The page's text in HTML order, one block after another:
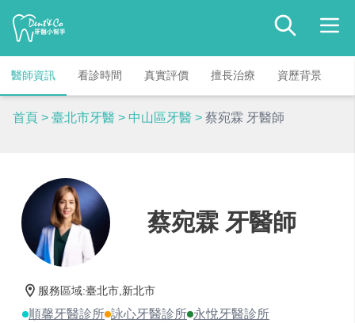
醫師資訊 看診時間 真實評價 擅長治療 資歷背景
首頁 > 臺北市牙醫 > 中山區牙醫 > 蔡宛霖 牙醫師
蔡宛霖 牙醫師
服務區域:臺北市,新北市
順馨牙醫診所 詠心牙醫診所 永悅牙醫診所